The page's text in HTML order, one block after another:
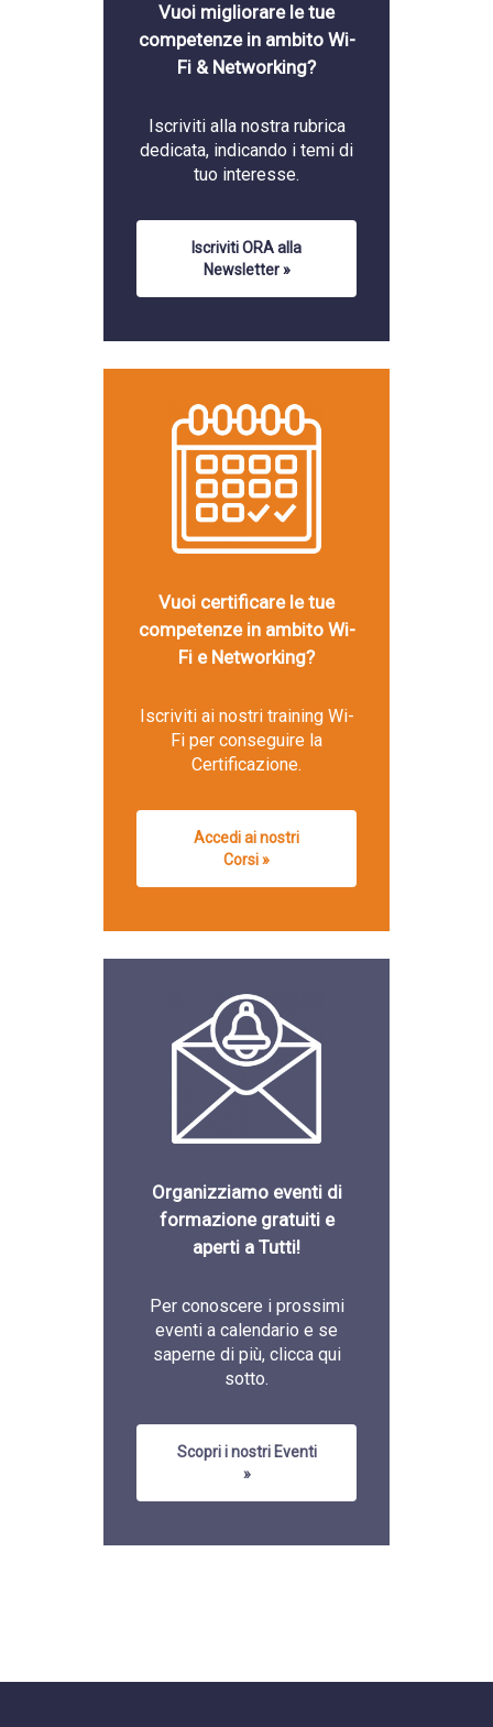
Vuoi migliorare le tue
competenze in ambito Wi-
Fi & Networking?
Iscriviti alla nostra rubrica
dedicata, indicando i temi di
tuo interesse.
Iscriviti ORA alla
Newsletter »
Vuoi certificare le tue
competenze in ambito Wi-
Fi e Networking?
Iscriviti ai nostri training Wi-
Fi per conseguire la
Certificazione.
Accedi ai nostri
Corsi »
Organizziamo eventi di
formazione gratuiti e
aperti a Tutti!
Per conoscere i prossimi
eventi a calendario e se
saperne di più, clicca qui
sotto.
Scopri i nostri Eventi
»